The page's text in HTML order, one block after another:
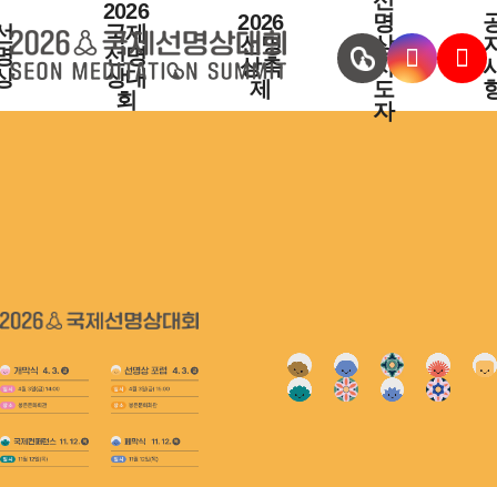
2026
국제
선명
상대
회
2026
선명
상축
제
명
상
지
도
자